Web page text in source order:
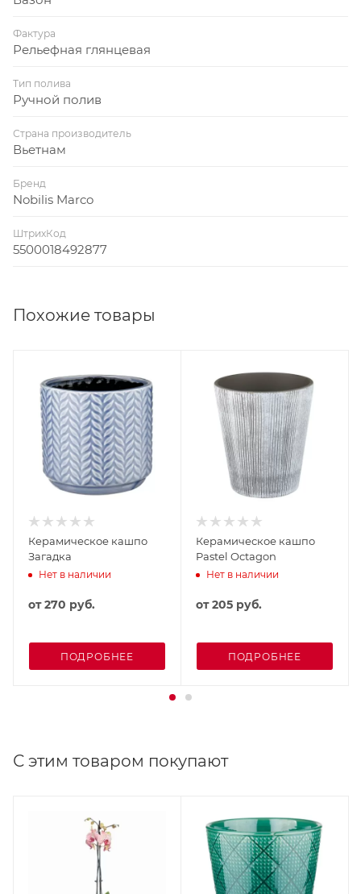
Фактура
Рельефная глянцевая
Тип полива
Ручной полив
Страна производитель
Вьетнам
Бренд
Nobilis Marco
ШтрихКод
5500018492877
Похожие товары
Керамическое кашпо
Загадка
Нет в наличии
от270 руб.
ПОДРОБНЕЕ
Керамическое кашпо
Pastel Octagon
Нет в наличии
от205 руб.
ПОДРОБНЕЕ
С этим товаром покупают